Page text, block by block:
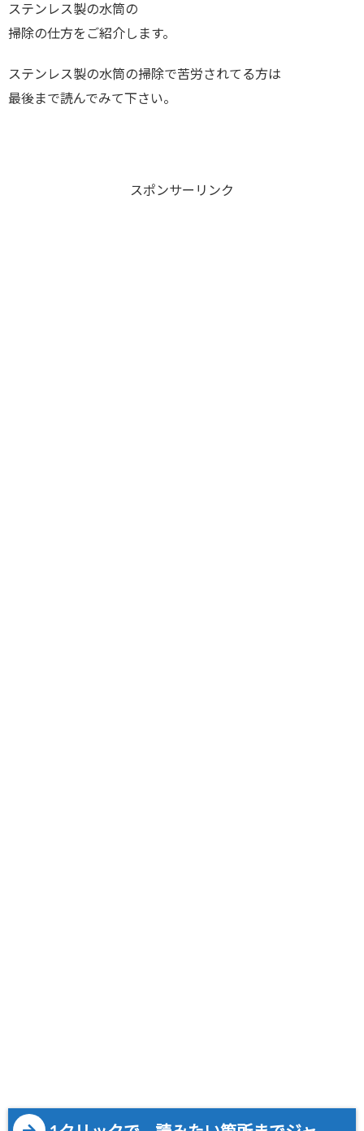
ステンレス製の水筒の
掃除の仕方をご紹介します。
ステンレス製の水筒の掃除で苦労されてる方は
最後まで読んでみて下さい。
スポンサーリンク